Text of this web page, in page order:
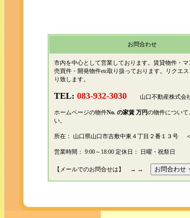
お問合わせ
市内を中心として営業しております。賃貸物件・マ
売買件・開発物件etc取り扱っております。リクエ
り致します。
TEL: 083-932-3030 山口不動産株式会
ホームページの物件No. の家賃 万円の物件について
い。
所在： 山口県山口市吉敷中東４丁目２番１３号
営業時間： 9:00～18:00 定休日： 日曜・祝祭日
【メールでのお問合せは】 → →